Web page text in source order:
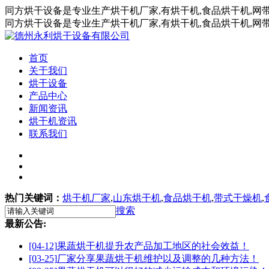
同方烘干设备是专业生产烘干机厂家,有烘干机,食品烘干机,网
同方烘干设备是专业生产烘干机厂家,有烘干机,食品烘干机,网
首页
关于我们
烘干设备
产品中心
新闻资讯
烘干机资讯
联系我们
热门关键词： 烘干机厂家,山东烘干机,食品烘干机,带式干燥机,
搜索
最新公告:
[04-12]果蔬烘干机提升农产品加工地区的社会效益！
[03-25]厂家分享果蔬烘干机维护以及调整的几种方法！